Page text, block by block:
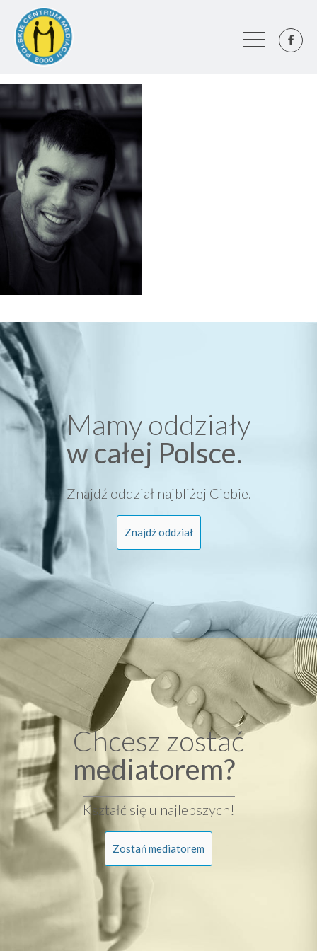
Mamy oddziały
w całej Polsce.
Znajdź oddział najbliżej Ciebie.
Znajdź oddział
Chcesz zostać
mediatorem?
Kształć się u najlepszych!
Zostań mediatorem